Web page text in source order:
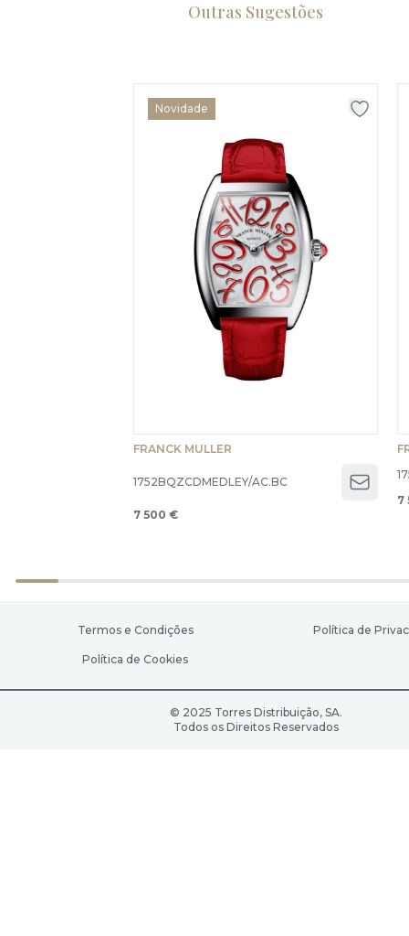
Outras Sugestões
Novidade
FRANCK MULLER
1752BQZCDMEDLEY/AC.BC
Open
7 500 €
7
Termos e Condições Política de
Política de Cookies
© 2025 Torres Distribuição, SA.
Todos os Direitos Reservados